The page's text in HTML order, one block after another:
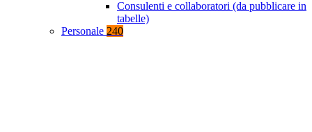
Consulenti e collaboratori (da pubblicare in
tabelle)
Personale 240